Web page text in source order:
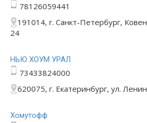
78126059441
191014, г. Санкт-Петербург,
24
НЬЮ ХОУМ УРАЛ
73433824000
620075, г. Екатеринбург, ул.
Хомутофф